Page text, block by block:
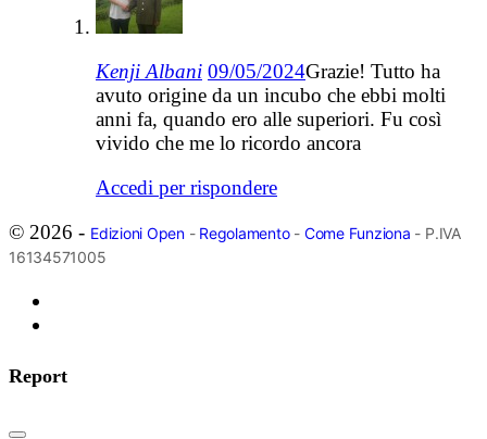
Kenji Albani 09/05/2024Grazie! Tutto ha
avuto origine da un incubo che ebbi molti
anni fa, quando ero alle superiori. Fu così
vivido che me lo ricordo ancora
Accedi per rispondere
© 2026 - Edizioni Open- Regolamento- Come Funziona - P.IVA
16134571005
Report